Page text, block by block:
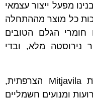
מפעל ייצור עצמאי
כל מוצר מההתחלה
הגלם הטובים
נירוסטה מלא, ובדי
יצרנו שותפות בלעדית עם חברת Mitjavila הצרפתית,
ומנועים חשמליים